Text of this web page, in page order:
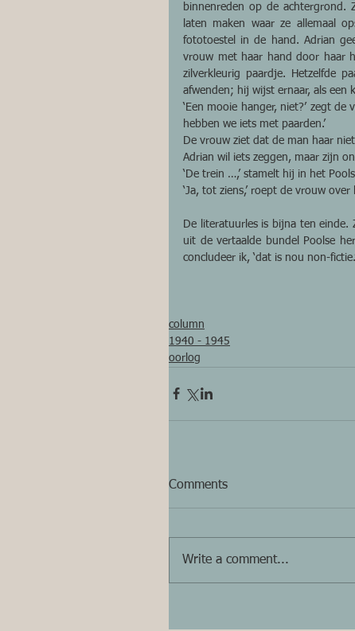
binnenreden op de achtergrond.
laten maken waar ze allemaal
fototoestel in de hand. Adrian
vrouw met haar hand door haar
zilverkleurig paardje. Hetzelfde
afwenden; hij wijst ernaar, als een
‘Een mooie hanger, niet?’ zegt
hebben we iets met paarden.’
De vrouw ziet dat de man haar
Adrian wil iets zeggen, maar zijn
‘De trein …,’ stamelt hij in het
‘Ja, tot ziens,’ roept de vrouw over
De literatuurles is bijna ten
uit de vertaalde bundel Poolse
concludeer ik, ‘dat is nou non-
column
1940 - 1945
oorlog
Comments
Write a comment...